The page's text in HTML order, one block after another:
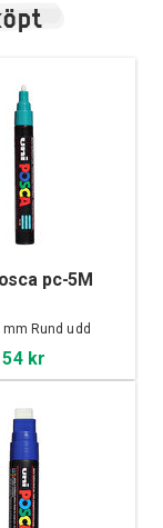
pc-5M
mm Rund udd
54 kr